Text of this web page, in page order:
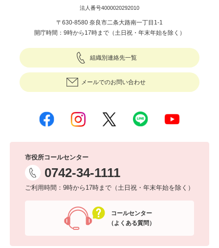
法人番号4000020292010
〒630-8580 奈良市二条大路南一丁目1-1
開庁時間：9時から17時まで（土日祝・年末年始を除く）
組織別連絡先一覧
メールでのお問い合わせ
市役所コールセンター
0742-34-1111
ご利用時間：9時から17時まで（土日祝・年末年始を除く）
コールセンター
（よくある質問）